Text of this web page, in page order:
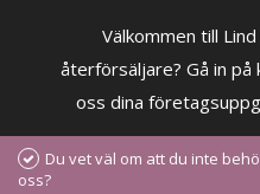
Välkommen till
återförsäljare? Gå in på
oss dina
Du vet väl om att du inte
oss?